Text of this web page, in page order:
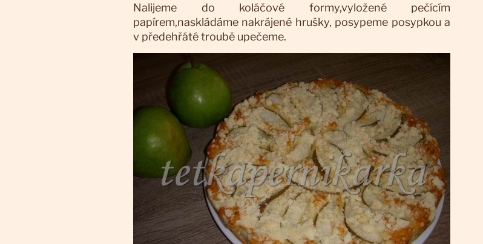
Nalijeme do koláčové formy,vyložené pečícím
papírem,naskládáme nakrájené hrušky, posypeme posypkou a
v předehřáté troubě upečeme.